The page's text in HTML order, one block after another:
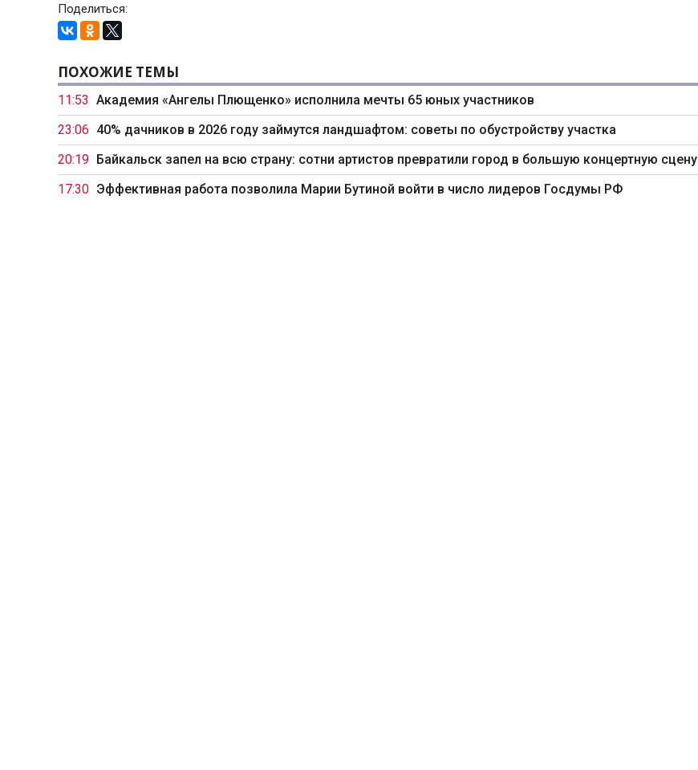
Поделиться:
ПОХОЖИЕ ТЕМЫ
11:53 Академия «Ангелы Плющенко» исполнила мечты 65 юных участников
23:06 40% дачников в 2026 году займутся ландшафтом: советы по обустройству участка
20:19 Байкальск запел на всю страну: сотни артистов превратили город в большую концертную сцену
17:30 Эффективная работа позволила Марии Бутиной войти в число лидеров Госдумы РФ